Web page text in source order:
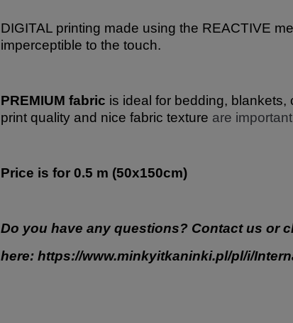
DIGITAL printing made using the REACTIVE
imperceptible to the touch.
PREMIUM fabric is ideal for bedding,
print quality and nice fabric texture are
Price is for 0.5 m (50x150cm)
Do you have any questions? Contact us or
here: https://www.minkyitkaninki.pl/pl/i/